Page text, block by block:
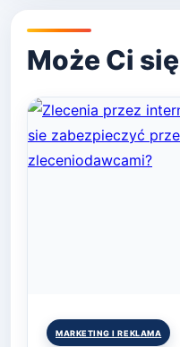
Posted
MARKETING I REKLAMA